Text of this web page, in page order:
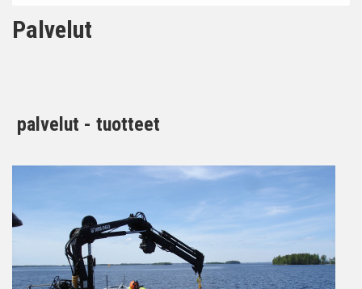
Palvelut
palvelut - tuotteet